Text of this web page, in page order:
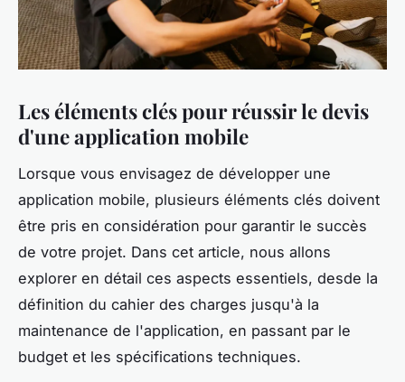
Les éléments clés pour réussir le devis
d'une application mobile
Lorsque vous envisagez de développer une
application mobile, plusieurs éléments clés doivent
être pris en considération pour garantir le succès
de votre projet. Dans cet article, nous allons
explorer en détail ces aspects essentiels, desde la
définition du cahier des charges jusqu'à la
maintenance de l'application, en passant par le
budget et les spécifications techniques.